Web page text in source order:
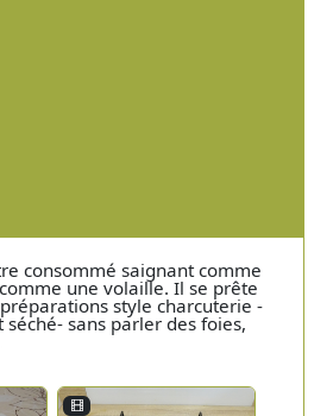
consommé saignant comme
une volaille. Il se prête
style charcuterie -
séché- sans parler des foies,